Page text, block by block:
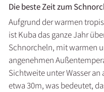
Die beste Zeit zum
Aufgrund der warmen
ist Kuba das ganze Jahr
Schnorcheln, mit warmen
angenehmen
Sichtweite unter Wasser
etwa 30m, was bedeutet,